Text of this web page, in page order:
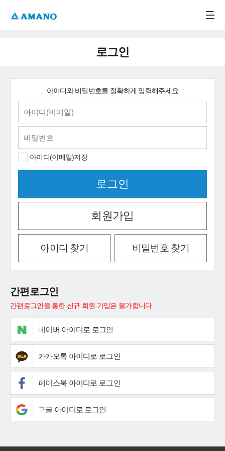
로그인
아이디와 비밀번호를 정확하게 입력해주세요
아이디(이메일)저장
회원가입
아이디 찾기 비밀번호 찾기
간편로그인
간편로그인을 통한 신규 회원 가입은 불가합니다.
네이버 아이디로 로그인
카카오톡 아이디로 로그인
페이스북 아이디로 로그인
구글 아이디로 로그인